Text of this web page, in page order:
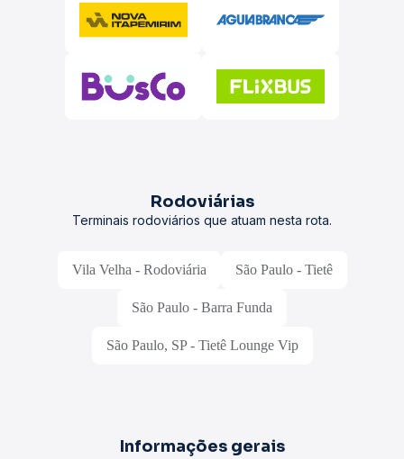
Rodoviárias
Terminais rodoviários que atuam nesta rota.
Vila Velha - Rodoviária São Paulo - Tietê
São Paulo - Barra Funda
São Paulo, SP - Tietê Lounge Vip
Informações gerais